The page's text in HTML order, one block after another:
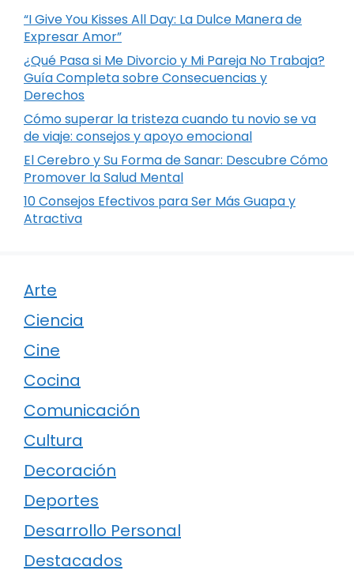
“I Give You Kisses All Day: La Dulce Manera de
Expresar Amor”
¿Qué Pasa si Me Divorcio y Mi Pareja No Trabaja?
Guía Completa sobre Consecuencias y
Derechos
Cómo superar la tristeza cuando tu novio se va
de viaje: consejos y apoyo emocional
El Cerebro y Su Forma de Sanar: Descubre Cómo
Promover la Salud Mental
10 Consejos Efectivos para Ser Más Guapa y
Atractiva
Arte
Ciencia
Cine
Cocina
Comunicación
Cultura
Decoración
Deportes
Desarrollo Personal
Destacados